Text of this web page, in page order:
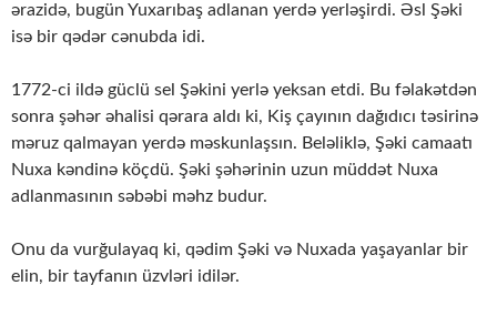
ərazidə, bugün Yuxarıbaş adlanan yerdə yerləşirdi. Əsl Şəki
isə bir qədər cənubda idi.
1772-ci ildə güclü sel Şəkini yerlə yeksan etdi. Bu fəlakətdən
sonra şəhər əhalisi qərara aldı ki, Kiş çayının dağıdıcı təsirinə
məruz qalmayan yerdə məskunlaşsın. Beləliklə, Şəki camaatı
Nuxa kəndinə köçdü. Şəki şəhərinin uzun müddət Nuxa
adlanmasının səbəbi məhz budur.
Onu da vurğulayaq ki, qədim Şəki və Nuxada yaşayanlar bir
elin, bir tayfanın üzvləri idilər.